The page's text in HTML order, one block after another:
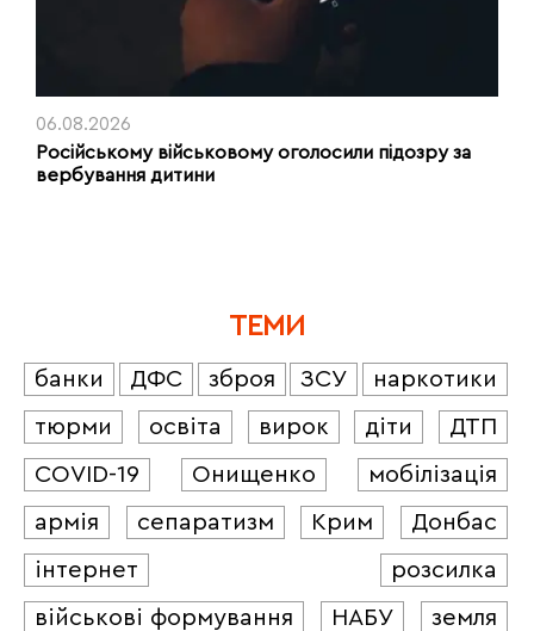
06.08.2026
Російському військовому оголосили підозру за
вербування дитини
ТЕМИ
банки ДФС зброя ЗСУ
наркотики
тюрми
освіта вирок діти
ДТП
COVID-19
Онищенко
мобілізація
армія
сепаратизм Крим
Донбас
інтернет
розсилка
військові формування
НАБУ
земля